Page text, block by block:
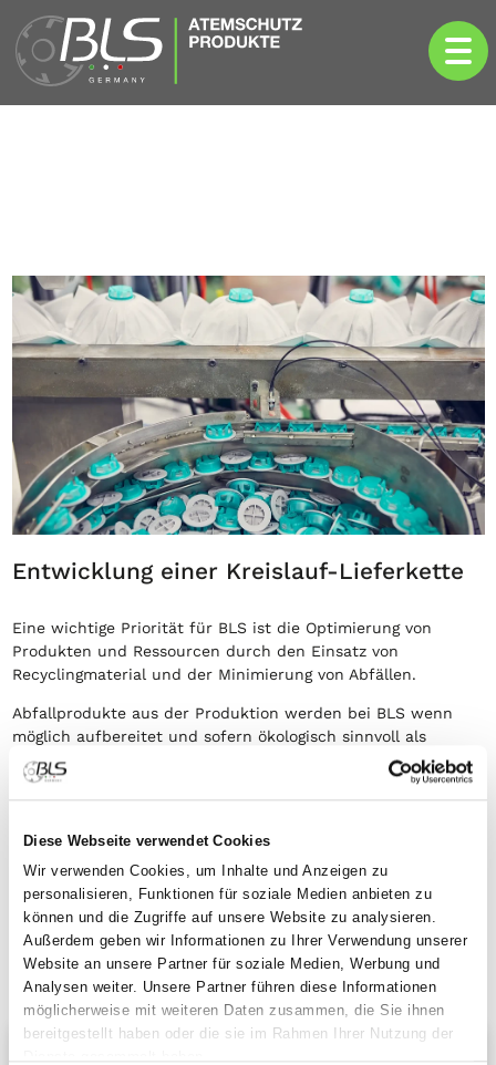
Diese Webseite verwendet Cookies
Wir verwenden Cookies, um Inhalte und Anzeigen zu
personalisieren, Funktionen für soziale Medien anbieten zu
können und die Zugriffe auf unsere Website zu analysieren.
Außerdem geben wir Informationen zu Ihrer Verwendung unserer
Website an unsere Partner für soziale Medien, Werbung und
Analysen weiter. Unsere Partner führen diese Informationen
möglicherweise mit weiteren Daten zusammen, die Sie ihnen
bereitgestellt haben oder die sie im Rahmen Ihrer Nutzung der
Entwicklung einer Kreislauf-Lieferkette
Eine wichtige Priorität für BLS ist die Optimierung von
Produkten und Ressourcen durch den Einsatz von
Recyclingmaterial und der Minimierung von Abfällen.
Abfallprodukte aus der Produktion werden bei BLS wenn
möglich aufbereitet und sofern ökologisch sinnvoll als
Sekundär-Rohstoff wieder in die Produktion eingebracht.
Ein Beispiel? So können z.B. Abfälle aus der FFP-
Unser Team optimiert bereits bei der
Entwicklung von neuen Produkten die einzelnen
Komponenten -
in Hinblick auf Funktion und Umweltschutz!